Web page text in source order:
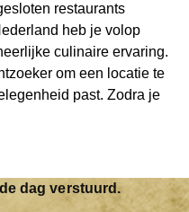
restaurants
heb je volop
culinaire ervaring.
om een locatie te
past. Zodra je
reserveren en na
de bon staan en kan
je keer op keer van
dag verstuurd.